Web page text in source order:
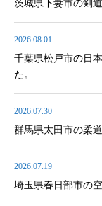
茨城県下妻市の剣
2026.08.01
千葉県松戸市の日
た。
2026.07.30
群馬県太田市の柔
2026.07.19
埼玉県春日部市の